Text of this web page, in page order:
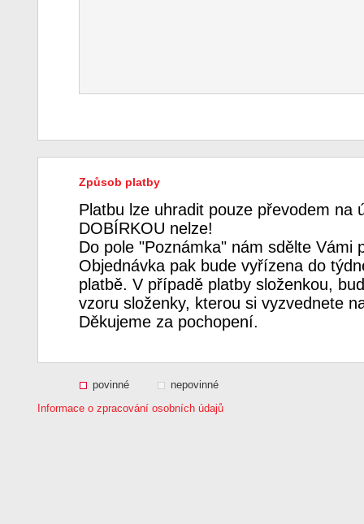
Způsob platby
Platbu lze uhradit pouze převodem na
DOBÍRKOU nelze!
Do pole "Poznámka" nám sdělte Vámi
Objednávka pak bude vyřízena do
platbě. V případě platby složenkou,
vzoru složenky, kterou si vyzvednete
Děkujeme za pochopení.
povinné
nepovinné
Informace o zpracování osobních údajů